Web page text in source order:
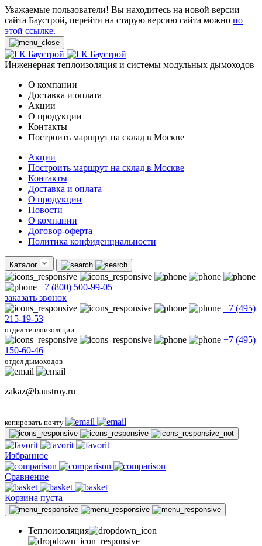
Уважаемые пользователи! Вы находитесь на новой версии
сайта Баустрой, перейти на старую версию сайта можно по
этой ссылке.
Инженерная теплоизоляция и системы модульных дымоходов
О компании
Доставка и оплата
Акции
О продукции
Контакты
Построить маршрут на склад в Москве
Акции
Построить маршрут на склад в Москве
Контакты
Доставка и оплата
О продукции
Новости
О компании
Договор-оферта
Политика конфиденциальности
Каталог
+7 (800) 500-99-05
заказать звонок
+7 (495)
215-19-53
отдел теплоизоляции
+7 (495)
150-60-46
отдел дымоходов
zakaz@baustroy.ru
копировать почту
Избранное
Сравнение
Корзина пуста
Теплоизоляция